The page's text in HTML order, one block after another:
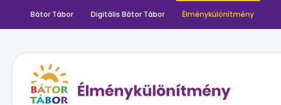
Bátor Tábor Digitális Bátor Tábor Élménykülönítmény